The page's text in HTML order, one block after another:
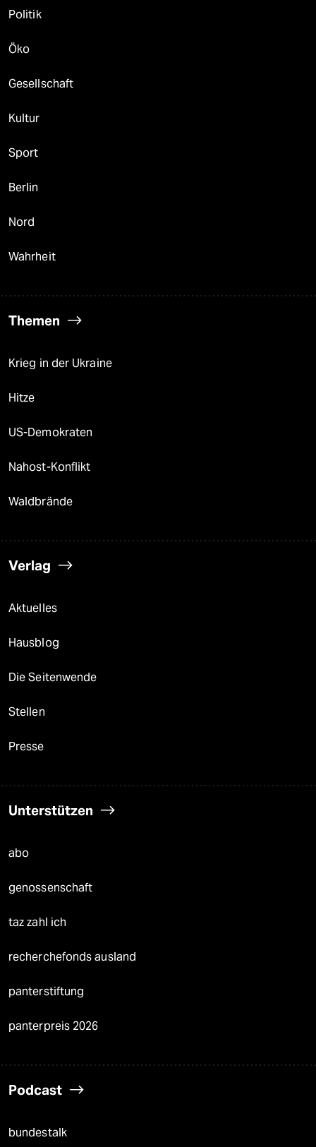
Politik
Öko
Gesellschaft
Kultur
Sport
Berlin
Nord
Wahrheit
Themen
Krieg in der Ukraine
Hitze
US-Demokraten
Nahost-Konflikt
Waldbrände
Verlag
Aktuelles
Hausblog
Die Seitenwende
Stellen
Presse
Unterstützen
abo
genossenschaft
taz zahl ich
recherchefonds ausland
panterstiftung
panterpreis 2026
Podcast
bundestalk